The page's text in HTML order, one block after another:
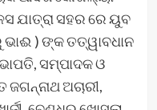
ଯାତ୍ରା ସହର ରେ ୟୁବ
ଭାଈ ) ଙ୍କ ତତ୍ୱାବଧାନ
ସମ୍ପାଦକ ଓ
ଅଚାରୀ,